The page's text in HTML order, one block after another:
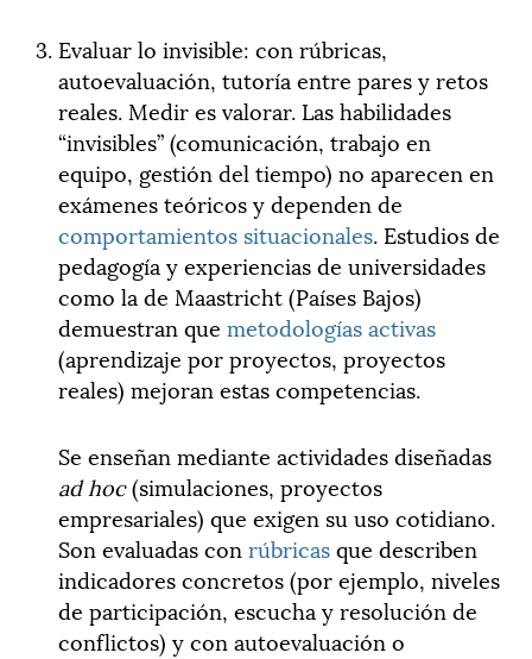
Evaluar lo invisible: con rúbricas,
autoevaluación, tutoría entre pares y retos
reales. Medir es valorar. Las habilidades
“invisibles” (comunicación, trabajo en
equipo, gestión del tiempo) no aparecen en
exámenes teóricos y dependen de
comportamientos situacionales. Estudios de
pedagogía y experiencias de universidades
como la de Maastricht (Países Bajos)
demuestran quemetodologías activas
(aprendizaje por proyectos, proyectos
reales) mejoran estas competencias.
Se enseñan mediante actividades diseñadas
ad hoc(simulaciones, proyectos
empresariales) que exigen su uso cotidiano.
Son evaluadas conrúbricasque describen
indicadores concretos (por ejemplo, niveles
de participación, escucha y resolución de
conflictos) y con autoevaluación o